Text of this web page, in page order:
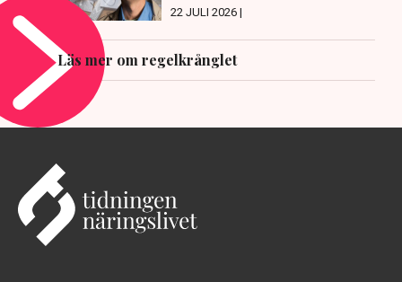
22 JULI 2026 |
Läs mer om regelkrånglet